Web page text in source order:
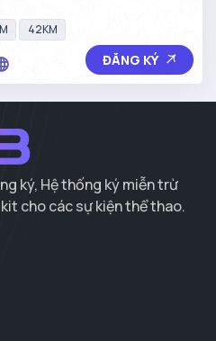
42KM
ĐĂNG KÝ
ký, Hệ thống ký miễn trừ
cho các sự kiện thể thao.